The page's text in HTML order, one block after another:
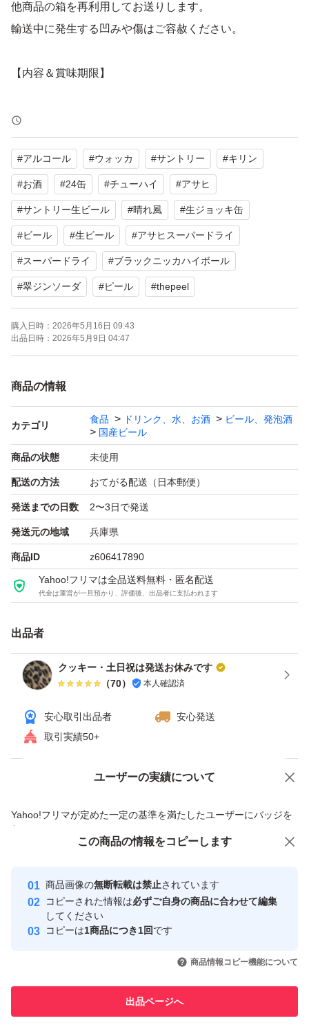
他商品の箱を再利用してお送りします。
輸送中に発生する凹みや傷はご容赦ください。
【内容＆賞味期限】
サントリー生ビール 2026.10×1
キリン晴れ風 2026.11×1
アサヒスーパードライ生ジョッキ缶 2026.10×5
アサヒゴールド 2026.12×1
アサヒマルエフ 2026.10×1
ブラックニッカハイボール 2027.1×4
THE PEEL 2027.3×1
サントリー翠ジンソーダ 2027.2×4
アサヒスタイルフリートリプルゼロ 2026.11×6
#アルコール #ウォッカ #サントリー #キリン
#お酒 #24缶 #チューハイ #アサヒ
#サントリー生ビール #晴れ風 #生ジョッキ缶
#ビール #生ビール #アサヒスーパードライ
#スーパードライ #ブラックニッカハイボール
#翠ジンソーダ #ピール #thepeel
購入日時： 2026年5月16日 09:43
出品日時： 2026年5月9日 04:47
商品の情報
カテゴリ
食品 ドリンク、水、お酒
ビール、発泡酒
国産ビール
商品の状態 未使用
配送の方法 おてがる配送（日本郵便）
発送までの日数 2〜3日で発送
発送元の地域 兵庫県
商品ID z606417890
Yahoo!フリマは全品送料無料・匿名配送
代金は運営が一旦預かり、評価後、出品者に支払われます
出品者
クッキー・土日祝は発送お休みです
（70） 本人確認済
安心取引出品者
安心発送
取引実績50+
ユーザーの実績について
Yahoo!フリマが定めた一定の基準を満たしたユーザーにバッジを
付与しています
安心取引出品者
心・安全なユーザーです
取引実績
引を完了させた実績があります
での取引実績があります
価格の相談 商品への質問
この商品の情報をコピーします
商品画像の無断転載は禁止されています
コピーされた情報は必ずご自身の商品に合わせて編集
してください
コピーは1商品につき1回です
商品情報コピー機能について
出品ページへ
この商品をみている人にオススメ